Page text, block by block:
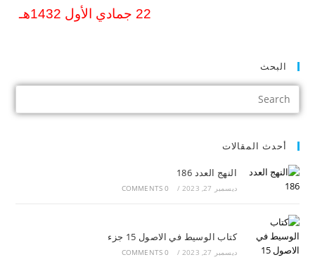
22 جمادي الأول 1432هـ
البحث
أحدث المقالات
النهج العدد 186
ديسمبر 27, 2023 /
0 COMMENTS
كتاب الوسيط في الاصول 15 جزء
ديسمبر 27, 2023 /
0 COMMENTS